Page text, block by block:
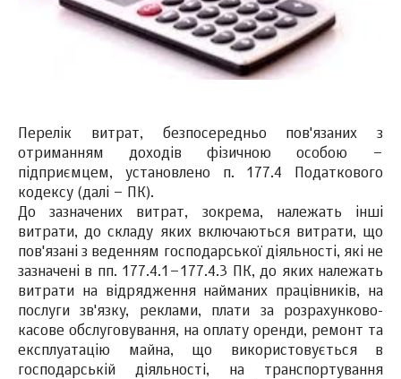
Перелік витрат, безпосередньо пов'язаних з
отриманням доходів фізичною особою –
підприємцем, установлено п. 177.4 Податкового
кодексу (далі – ПК).
До зазначених витрат, зокрема, належать інші
витрати, до складу яких включаються витрати, що
пов'язані з веденням господарської діяльності, які не
зазначені в пп. 177.4.1–177.4.3 ПК, до яких належать
витрати на відрядження найманих працівників, на
послуги зв'язку, реклами, плати за розрахунково-
касове обслуговування, на оплату оренди, ремонт та
експлуатацію майна, що використовується в
господарській діяльності, на транспортування